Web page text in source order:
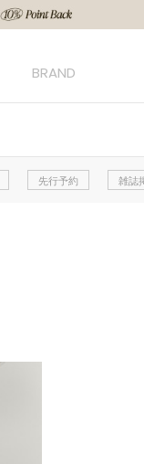
BRAND
先行予約 雑誌